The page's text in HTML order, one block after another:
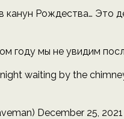
канун Рождества…
году мы не увидим
waiting by the
December 25, 2021